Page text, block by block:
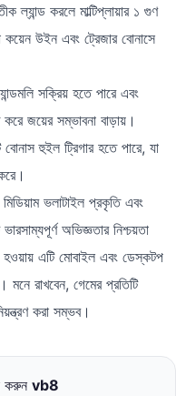
করলে মাল্টিপ্লায়ার ১ গুণ
কয়েন উইন এবং ট্রেজার বোনাসে
সক্রিয় হতে পারে এবং
জয়ের সম্ভাবনা বাড়ায়।
হুইল ট্রিগার হতে পারে, যা
ভলাটাইল প্রকৃতি এবং
অভিজ্ঞতার নিশ্চয়তা
এটি মোবাইল এবং ডেস্কটপ
রাখবেন, গেমের প্রতিটি
করা সম্ভব।
করুন vb8